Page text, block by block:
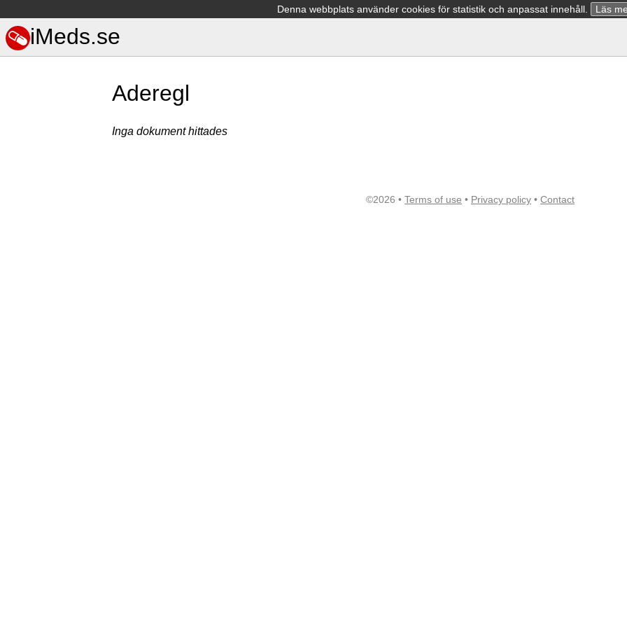
Denna webbplats använder cookies för statistik och anpassat innehåll. Läs
iMeds.se
Aderegl
Inga dokument hittades
©2026 • Terms of use • Privacy policy • Contact